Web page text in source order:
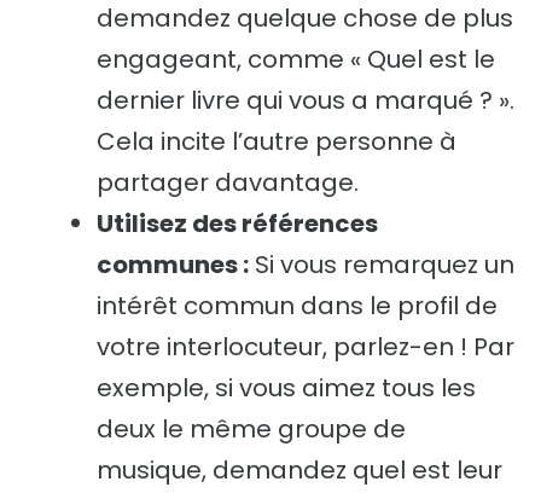
demandez quelque chose de plus
engageant, comme « Quel est le
dernier livre qui vous a marqué ? ».
Cela incite l’autre personne à
partager davantage.
Utilisez des références
communes : Si vous remarquez un
intérêt commun dans le profil de
votre interlocuteur, parlez-en ! Par
exemple, si vous aimez tous les
deux le même groupe de
musique, demandez quel est leur